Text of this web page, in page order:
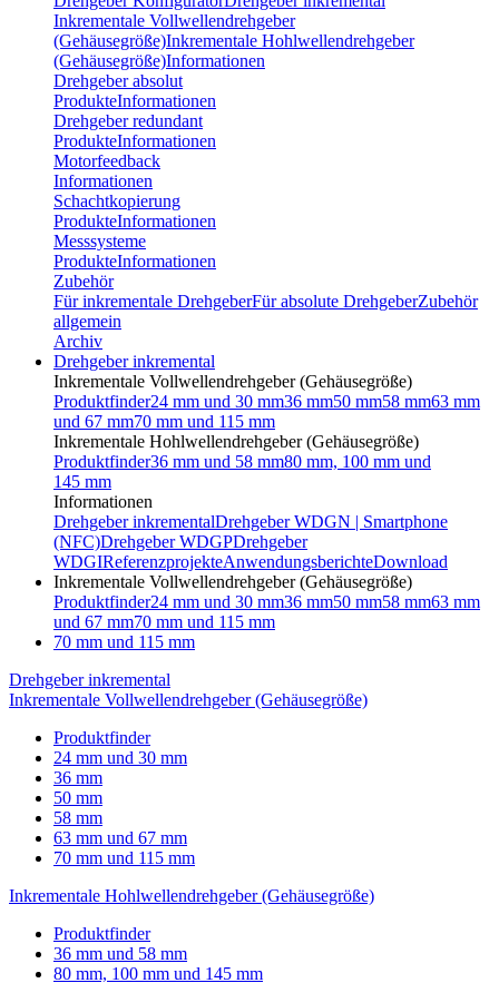
Inkrementale Vollwellendrehgeber
(Gehäusegröße)Inkrementale Hohlwellendrehgeber
(Gehäusegröße)Informationen
Drehgeber absolut
ProdukteInformationen
Drehgeber redundant
ProdukteInformationen
Motorfeedback
Informationen
Schachtkopierung
ProdukteInformationen
Messsysteme
ProdukteInformationen
Zubehör
Für inkrementale DrehgeberFür absolute DrehgeberZubehör
allgemein
Archiv
Drehgeber inkremental
Inkrementale Vollwellendrehgeber (Gehäusegröße)
Produktfinder24 mm und 30 mm36 mm50 mm58 mm63 mm
und 67 mm70 mm und 115 mm
Inkrementale Hohlwellendrehgeber (Gehäusegröße)
Produktfinder36 mm und 58 mm80 mm, 100 mm und
145 mm
Informationen
Drehgeber inkrementalDrehgeber WDGN | Smartphone
(NFC)Drehgeber WDGPDrehgeber
WDGIReferenzprojekteAnwendungsberichteDownload
Inkrementale Vollwellendrehgeber (Gehäusegröße)
Produktfinder24 mm und 30 mm36 mm50 mm58 mm63 mm
und 67 mm70 mm und 115 mm
70 mm und 115 mm
Drehgeber inkremental
Inkrementale Vollwellendrehgeber (Gehäusegröße)
Produktfinder
24 mm und 30 mm
36 mm
50 mm
58 mm
63 mm und 67 mm
70 mm und 115 mm
Inkrementale Hohlwellendrehgeber (Gehäusegröße)
Produktfinder
36 mm und 58 mm
80 mm, 100 mm und 145 mm